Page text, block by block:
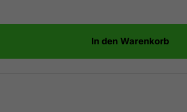
In den Warenkorb